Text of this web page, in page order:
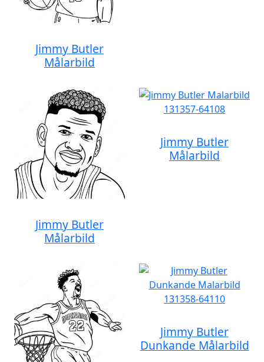
Jimmy Butler
Målarbild
Jimmy Butler
Målarbild
Jimmy Butler
Målarbild
Jimmy Butler
Dunkande Målarbild